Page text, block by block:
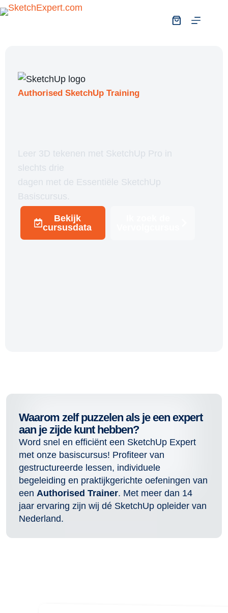
Authorised SketchUp Training
Leer 3D tekenen met SketchUp Pro in
slechts drie
dagen met de Essentiële SketchUp
Basiscursus.
Bekijk
cursusdata
Waarom zelf puzzelen als je een expert
aan je zijde kunt hebben?
Word snel en efficiënt een SketchUp Expert
met onze basiscursus! Profiteer van
gestructureerde lessen, individuele
begeleiding en praktijkgerichte oefeningen van
een Authorised Trainer. Met meer dan 14
jaar ervaring zijn wij dé SketchUp opleider van
Nederland.